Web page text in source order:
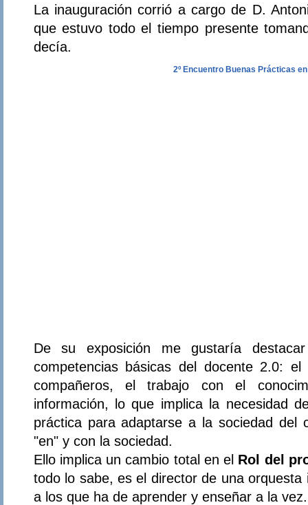
La inauguración corrió a cargo de D.
que estuvo todo el tiempo presente
decía.
2º Encuentro Buenas Prácticas
De su exposición me gustaría
competencias básicas del docente 2.0:
compañeros, el trabajo con el
información, lo que implica la necesidad
práctica para adaptarse a la sociedad del
"en" y con la sociedad.
Ello implica un cambio total en el Rol del
todo lo sabe, es el director de una
a los que ha de aprender y enseñar a la vez.